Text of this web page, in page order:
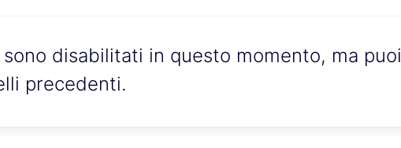
disabilitati in questo momento, ma puoi
precedenti.